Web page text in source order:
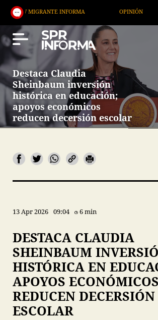
INFORMA OPINIÓN
Destaca Claudia
Sheinbaum inversión
histórica en educación;
apoyos económicos
reducen decersión escolar
13 Apr 2026 09:04 6 min
DESTACA CLAUDIA
SHEINBAUM
HISTÓRICA EN
APOYOS ECONÓMICOS
REDUCEN DECERSIÓN
ESCOLAR